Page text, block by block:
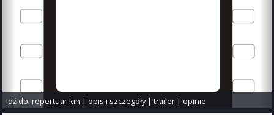
Idź do:repertuar kin |opis i szczegóły|trailer |opinie